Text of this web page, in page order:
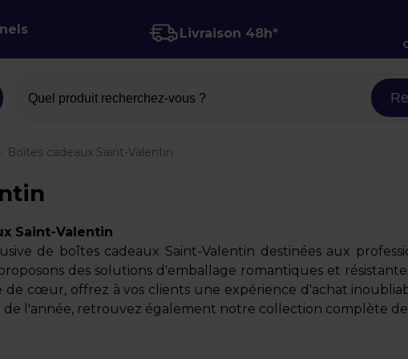
Livraison 48h*
Quel produit recherchez-vous ?
Boîtes cadeaux Saint-Valentin
Saint-Valentin
de boîtes cadeaux Saint-Valentin destinées aux
des solutions d'emballage romantiques et
cœur, offrez à vos clients une expérience d'achat
l'année, retrouvez également notre collection complète de